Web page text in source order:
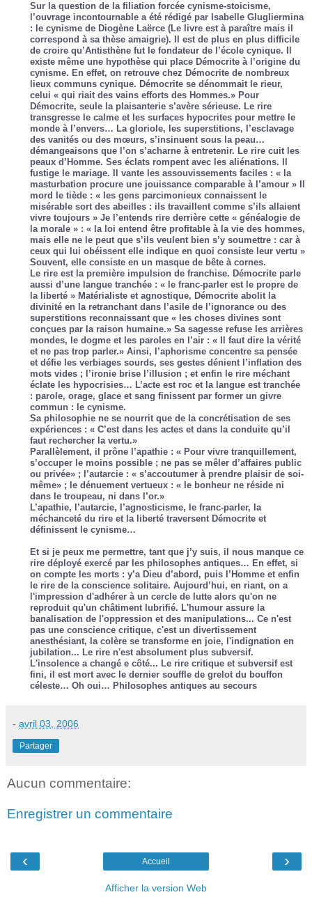
Sur la question de la filiation forcée cynisme-stoicisme,
l’ouvrage incontournable a été rédigé par Isabelle Glugliermina
: le cynisme de Diogène Laërce (Le livre est à paraître mais il
correspond à sa thèse amaigrie). Il est de plus en plus difficile
de croire qu’Antisthène fut le fondateur de l’école cynique. Il
existe même une hypothèse qui place Démocrite à l’origine du
cynisme. En effet, on retrouve chez Démocrite de nombreux
lieux communs cynique. Démocrite se dénommait le rieur,
celui « qui riait des vains efforts des Hommes.» Pour
Démocrite, seule la plaisanterie s’avère sérieuse. Le rire
transgresse le calme et les surfaces hypocrites pour mettre le
monde à l’envers… La gloriole, les superstitions, l’esclavage
des vanités ou des mœurs, s’insinuent sous la peau…
démangeaisons que l’on s’acharne à entretenir. Le rire cuit les
peaux d’Homme. Ses éclats rompent avec les aliénations. Il
fustige le mariage. Il vante les assouvissements faciles : « la
masturbation procure une jouissance comparable à l’amour » Il
mord le tiède : « les gens parcimonieux connaissent le
misérable sort des abeilles : ils travaillent comme s’ils allaient
vivre toujours » Je l’entends rire derrière cette « généalogie de
la morale » : « la loi entend être profitable à la vie des hommes,
mais elle ne le peut que s’ils veulent bien s’y soumettre : car à
ceux qui lui obéissent elle indique en quoi consiste leur vertu »
Souvent, elle consiste en un masque de bête à cornes.
Le rire est la première impulsion de franchise. Démocrite parle
aussi d’une langue tranchée : « le franc-parler est le propre de
la liberté » Matérialiste et agnostique, Démocrite abolit la
divinité en la retranchant dans l’asile de l’ignorance ou des
superstitions reconnaissant que « les choses divines sont
conçues par la raison humaine.» Sa sagesse refuse les arrières
mondes, le dogme et les paroles en l’air : « Il faut dire la vérité
et ne pas trop parler.» Ainsi, l’aphorisme concentre sa pensée
et défie les verbiages sourds, ses gestes dénient l’inflation des
mots vides ; l’ironie brise l’illusion ; et enfin le rire méchant
éclate les hypocrisies… L’acte est roc et la langue est tranchée
: parole, orage, glace et sang finissent par former un givre
commun : le cynisme.
Sa philosophie ne se nourrit que de la concrétisation de ses
expériences : « C’est dans les actes et dans la conduite qu’il
faut rechercher la vertu.»
Parallèlement, il prône l’apathie : « Pour vivre tranquillement,
s’occuper le moins possible ; ne pas se mêler d’affaires public
ou privée» ; l’autarcie : « s’accoutumer à prendre plaisir de soi-
même» ; le dénuement vertueux : « le bonheur ne réside ni
dans le troupeau, ni dans l’or.»
L’apathie, l’autarcie, l’agnosticisme, le franc-parler, la
méchanceté du rire et la liberté traversent Démocrite et
définissent le cynisme…
Et si je peux me permettre, tant que j’y suis, il nous manque ce
rire déployé exercé par les philosophes antiques… En effet, si
on compte les morts : y’a Dieu d’abord, puis l’Homme et enfin
le rire de la conscience solitaire. Aujourd’hui, en riant, on a
l'impression d'adhérer à un cercle de lutte alors qu'on ne
reproduit qu'un châtiment lubrifié. L'humour assure la
banalisation de l'oppression et des manipulations... Ce n'est
pas une conscience critique, c'est un divertissement
anesthésiant, la colère se transforme en joie, l'indignation en
jubilation... Le rire n'est absolument plus subversif.
L'insolence a changé e côté... Le rire critique et subversif est
fini, il est mort avec le dernier souffle de grelot du bouffon
céleste… Oh oui… Philosophes antiques au secours
- avril 03, 2006
Partager
Aucun commentaire:
Enregistrer un commentaire
‹ ›
Accueil
Afficher la version Web